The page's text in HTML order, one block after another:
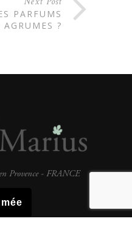
PARFUMS
AGRUMES ?
Provence - FRANCE